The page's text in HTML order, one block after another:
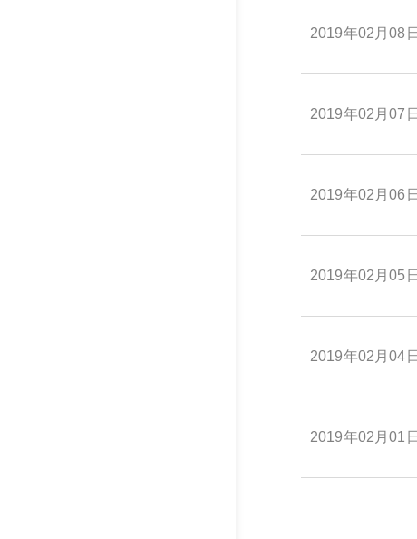
2019年02月08日
2019年02月07日
2019年02月06日
2019年02月05日
2019年02月04日
2019年02月01日